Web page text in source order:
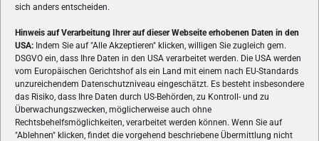
sich anders entscheiden.
Hinweis auf Verarbeitung Ihrer auf dieser Webseite erhobenen Daten in den
USA: Indem Sie auf "Alle Akzeptieren" klicken, willigen Sie zugleich gem.
DSGVO ein, dass Ihre Daten in den USA verarbeitet werden. Die USA werden
vom Europäischen Gerichtshof als ein Land mit einem nach EU-Standards
unzureichendem Datenschutzniveau eingeschätzt. Es besteht insbesondere
das Risiko, dass Ihre Daten durch US-Behörden, zu Kontroll- und zu
Überwachungszwecken, möglicherweise auch ohne
Rechtsbehelfsmöglichkeiten, verarbeitet werden können. Wenn Sie auf
"Ablehnen" klicken, findet die vorgehend beschriebene Übermittlung nicht
ÜBER UNS
VON GAMERN, FÜR GAMER! Gamers.at ist das älteste Online-
Spielemagazin Österreichs und bringt täglich aktuelle News,
Reviews und Videos zu PC- und Konsolenspielen, Gaming-
Hardware und aus der Welt des e-Sport's.